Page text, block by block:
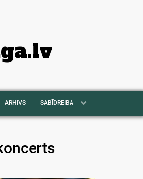
ARHIVS SABĪDREIBA